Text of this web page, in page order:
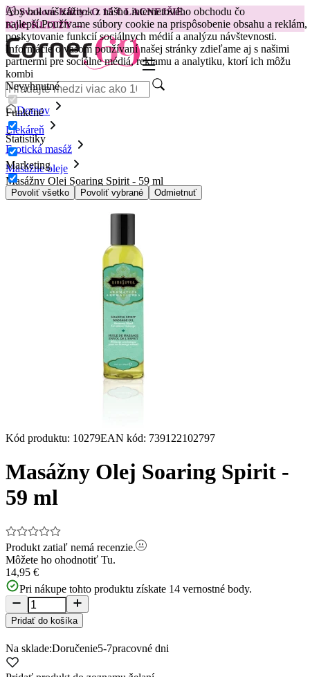
Aby bol váš zážitok z nášho internetového obchodu čo
najlepší.Používame súbory cookie na prispôsobenie obsahu a reklám,
poskytovanie funkcií sociálnych médií a analýzu návštevnosti.
Informácie o vašom používaní našej stránky zdieľame aj s našimi
partnermi pre sociálne médiá, reklamu a analytiku, ktorí ich môžu
kombi
Nevyhnutné
Funkčné
Štatistiky
Marketing
Povoliť všetko Povoliť vybrané Odmietnuť
😽Svakom Klitty: O 15 € LACNEJŠIE
Kód: KLITTY →
Domov
Liekáreň
Erotická masáž
Masážne oleje
Masážny Olej Soaring Spirit - 59 ml
Kód produktu: 10279EAN kód: 739122102797
Masážny Olej Soaring Spirit -
59 ml
Produkt zatiaľ nemá recenzie.
Môžete ho ohodnotiť Tu.
14,95 €
Pri nákupe tohto produktu získate 14 vernostné body.
Pridať do košíka
Na sklade:Doručenie5-7pracovné dni